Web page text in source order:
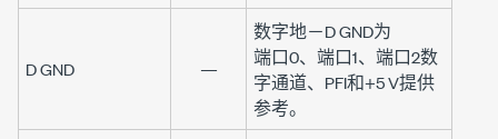
D GND —
数字地－D GND为
端口0、 端口1、 端口2数
字通道、PFI和+5 V提供
参考。